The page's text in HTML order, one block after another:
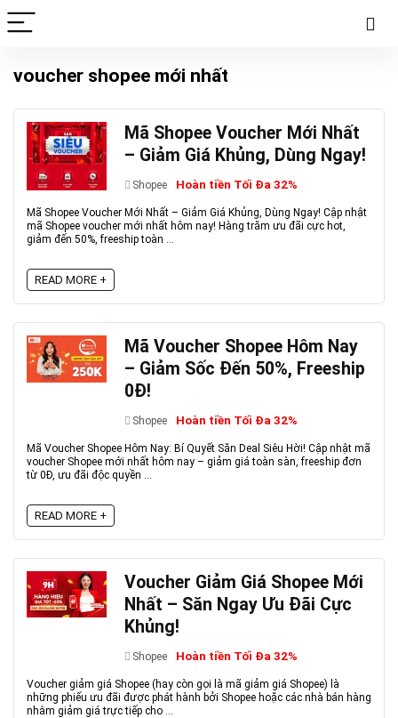
voucher shopee mới nhất
Mã Shopee Voucher Mới Nhất
– Giảm Giá Khủng, Dùng Ngay!
Shopee Hoàn tiền Tối Đa 32%
Mã Shopee Voucher Mới Nhất – Giảm Giá Khủng, Dùng Ngay! Cập nhật
mã Shopee voucher mới nhất hôm nay! Hàng trăm ưu đãi cực hot,
giảm đến 50%, freeship toàn ...
READ MORE +
Mã Voucher Shopee Hôm Nay
– Giảm Sốc Đến 50%, Freeship
0Đ!
Shopee Hoàn tiền Tối Đa 32%
Mã Voucher Shopee Hôm Nay: Bí Quyết Săn Deal Siêu Hời! Cập nhật mã
voucher Shopee mới nhất hôm nay – giảm giá toàn sàn, freeship đơn
từ 0Đ, ưu đãi độc quyền ...
READ MORE +
Voucher Giảm Giá Shopee Mới
Nhất – Săn Ngay Ưu Đãi Cực
Khủng!
Shopee Hoàn tiền Tối Đa 32%
Voucher giảm giá Shopee (hay còn gọi là mã giảm giá Shopee) là
những phiếu ưu đãi được phát hành bởi Shopee hoặc các nhà bán hàng
nhằm giảm giá trực tiếp cho ...